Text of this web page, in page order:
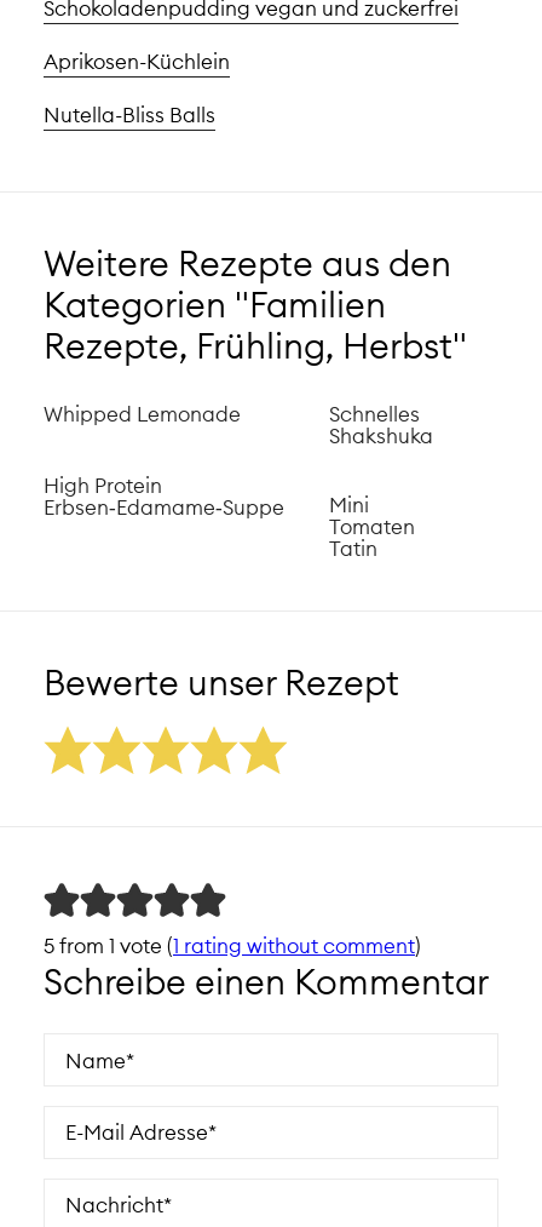
Schokoladenpudding vegan und zuckerfrei
Aprikosen-Küchlein
Nutella-Bliss Balls
Weitere Rezepte aus den
Kategorien "Familien
Rezepte, Frühling, Herbst"
Whipped Lemonade
Schnelles
Shakshuka
High Protein
Erbsen‑Edamame‑Suppe
Mini
Tomaten
Tatin
Bewerte unser Rezept
5 from 1 vote (1 rating without comment)
Schreibe einen Kommentar